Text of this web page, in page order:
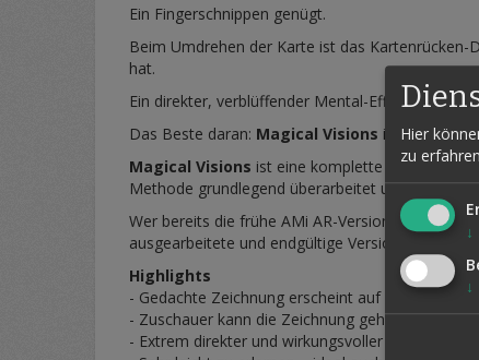
Ein Fingerschnippen genügt.
Beim Umdrehen der Karte ist das
hat.
Ein direkter, verblüffender Mental-Effekt, der
Das Beste daran: Magical Visions ist
Magical Visions ist eine komplette
Methode grundlegend überarbeitet und auf das
Wer bereits die frühe AMi AR-Version kennt,
ausgearbeitete und endgültige Version dieses
Highlights
- Gedachte Zeichnung erscheint auf der Rückseite
- Zuschauer kann die Zeichnung geheim oder
- Extrem direkter und wirkungsvoller Mentalismus-
Hier
zu
↓
↓